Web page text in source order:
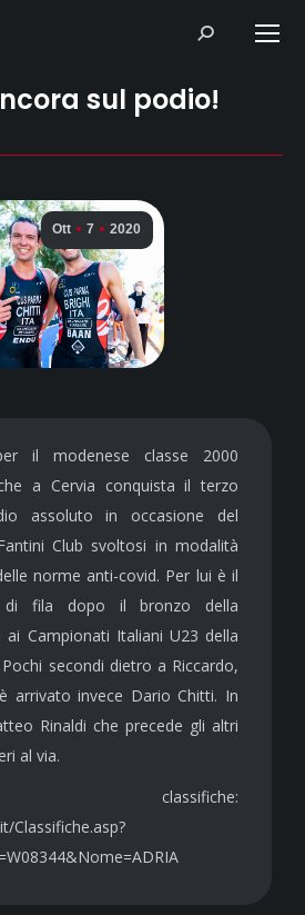
Search:
sul podio!
Ott 7 2020
il modenese classe 2000
a Cervia conquista il terzo
assoluto in occasione del
Club svoltosi in modalità
norme anti-covid. Per lui è il
di fila dopo il bronzo della
ai Campionati Italiani U23 della
secondi dietro a Riccardo,
arrivato invece Dario Chitti. In
Rinaldi che precede gli altri
al via.
Classifiche.asp?